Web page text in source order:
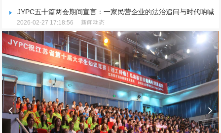
JYPC五十篇两会期间宣言：一家民营企业的法治追问与时代呐喊
2026-02-27 17:18:56 新闻动态
JYPC五十篇两会期间宣言：一家民营企业的法治追问与时代呐喊
2026-02-27 17:18:56 新闻动态
JYPC重磅宣布：推行全国独家代理制，聚焦品牌升级与市场规范
2026-02-25 15:09:36 新闻动态